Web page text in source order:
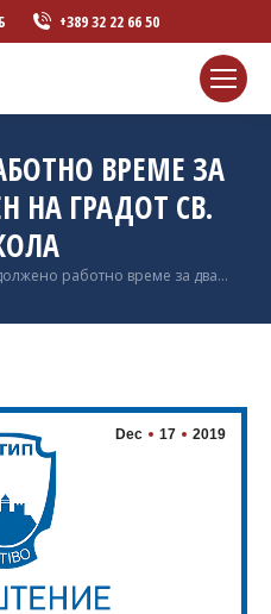
+389 32 22 66 50
ВРЕМЕ ЗА
НА ГРАДОТ СВ.
работно време за два…
Dec 17 2019